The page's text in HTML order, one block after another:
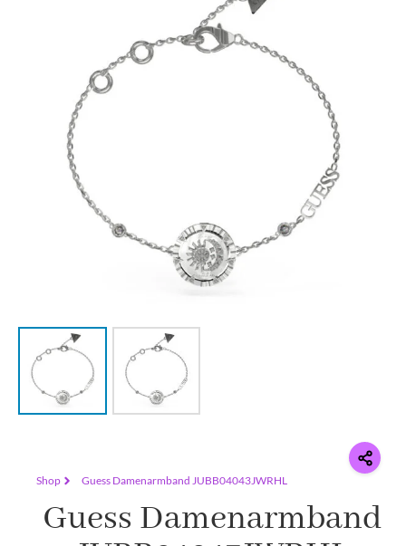
Shop Guess Damenarmband JUBB04043JWRHL
Guess Damenarmband